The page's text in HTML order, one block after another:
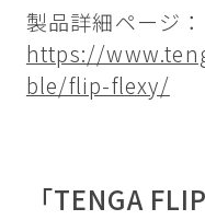
製品詳細ページ：
https://
ble/flip-flexy/
「TENGA